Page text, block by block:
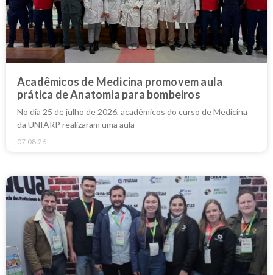
Acadêmicos de Medicina promovem aula
prática de Anatomia para bombeiros
No dia 25 de julho de 2026, acadêmicos do curso de Medicina
da UNIARP realizaram uma aula
07.08.26